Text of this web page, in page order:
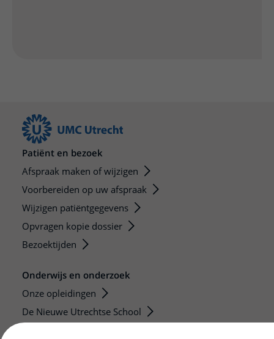
Patiënt en bezoek
Afspraak maken of wijzigen
Voorbereiden op uw afspraak
Wijzigen patiëntgegevens
Opvragen kopie dossier
Bezoektijden
Onderwijs en onderzoek
Onze opleidingen
De Nieuwe Utrechtse School